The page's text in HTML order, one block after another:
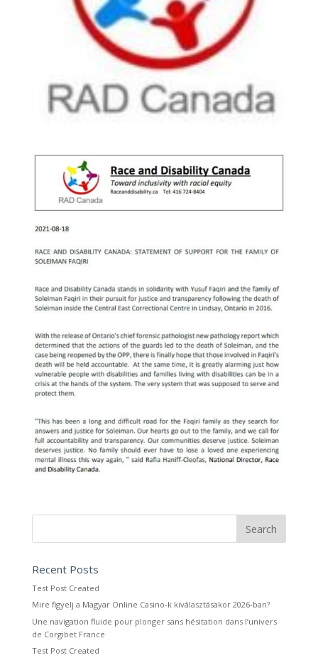
Recent Posts
Test Post Created
Mire figyelj a Magyar Online Casino-k kiválasztásakor 2026-ban?
Une navigation fluide pour plonger sans hésitation dans l’univers
de Corgibet France
Test Post Created